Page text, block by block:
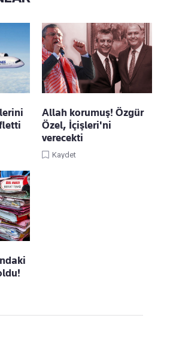
Allah korumuş! Özgür
Özel, İçişleri'ni
verecekti
Kaydet